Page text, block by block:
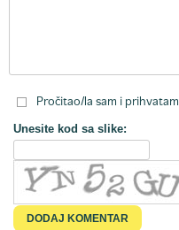
Pročitao/la sam i prihvatam
Unesite kod sa slike: